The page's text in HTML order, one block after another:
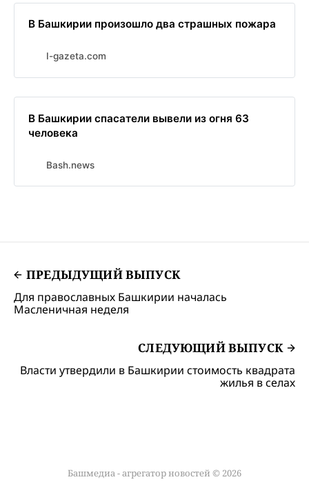
В Башкирии произошло два страшных пожара
I-gazeta.com
В Башкирии спасатели вывели из огня 63
человека
Bash.news
ПРЕДЫДУЩИЙ ВЫПУСК
Для православных Башкирии началась
Масленичная неделя
СЛЕДУЮЩИЙ ВЫПУСК
Власти утвердили в Башкирии стоимость квадрата
жилья в селах
Башмедиа - агрегатор новостей © 2026